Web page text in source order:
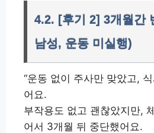
4.2. [후기 2] 3개월간
남성, 운동 미실행)
“운동 없이 주사만 맞았고,
어요.
부작용도 없고 괜찮았지만,
어서 3개월 뒤 중단했어요.